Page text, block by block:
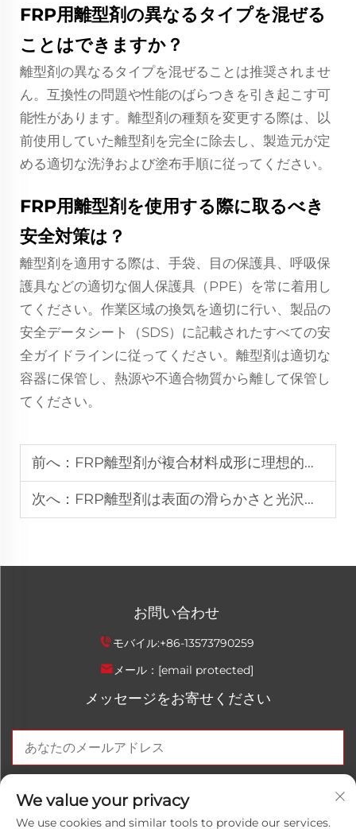
FRP用離型剤の異なるタイプを混ぜる
ことはできますか？
離型剤の異なるタイプを混ぜることは推奨されませ
ん。互換性の問題や性能のばらつきを引き起こす可
能性があります。離型剤の種類を変更する際は、以
前使用していた離型剤を完全に除去し、製造元が定
める適切な洗浄および塗布手順に従ってください。
FRP用離型剤を使用する際に取るべき
安全対策は？
離型剤を適用する際は、手袋、目の保護具、呼吸保
護具などの適切な個人保護具（PPE）を常に着用し
てください。作業区域の換気を適切に行い、製品の
安全データシート（SDS）に記載されたすべての安
全ガイドラインに従ってください。離型剤は適切な
容器に保管し、熱源や不適合物質から離して保管し
てください。
前へ： FRP離型剤が複合材料成形に理想的な理由
次へ： FRP離型剤は表面の滑らかさと光沢にどのような影響を与えるか
お問い合わせ
モバイル:+86-13573790259
メール： [email protected]
メッセージをお寄せください
今すぐ送信
We value your privacy
We use cookies and similar tools to provide our services.